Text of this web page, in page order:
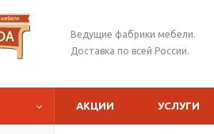
Ведущие фабрики мебели.
Доставка по всей России.
АКЦИИ УСЛУГИ